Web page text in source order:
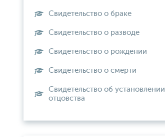
Свидетельство о браке
Свидетельство о разводе
Свидетельство о рождении
Свидетельство о смерти
Свидетельство об установлении
отцовства